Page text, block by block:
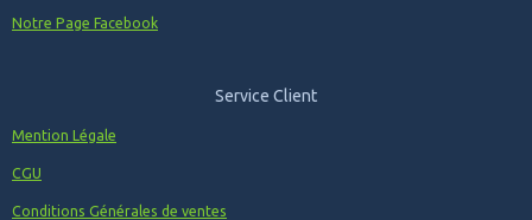
Notre Page Facebook
Service Client
Mention Légale
CGU
Conditions Générales de ventes